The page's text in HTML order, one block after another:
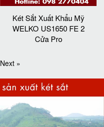
Két Sắt Xuất Khẩu Mỹ
WELKO US1650 FE 2
Cửa Pro
Next »